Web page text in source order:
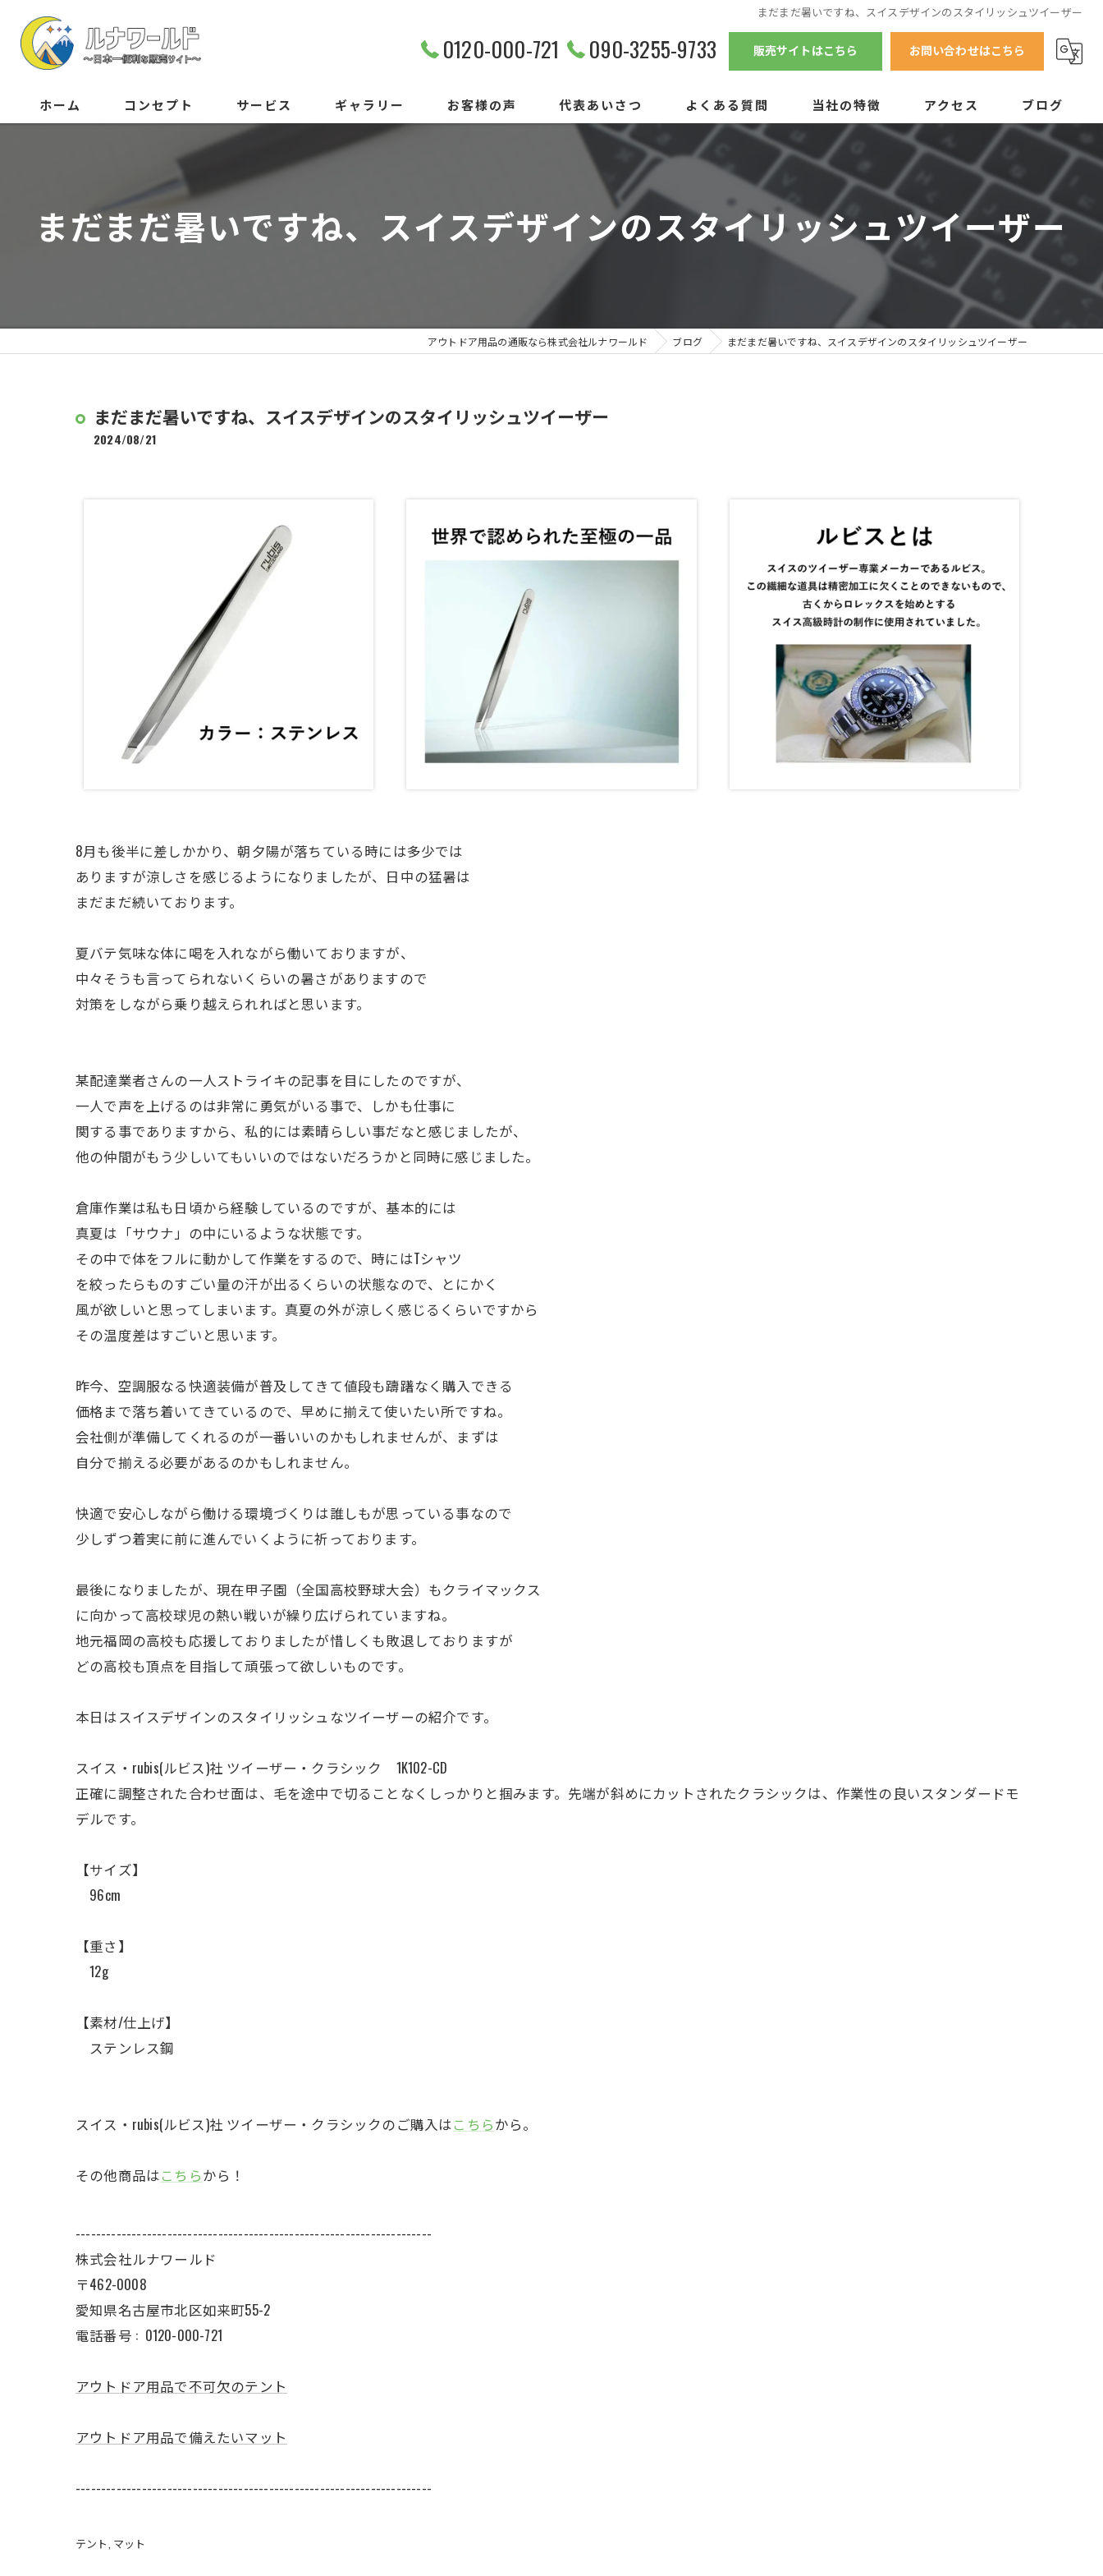
まだまだ暑いですね、スイスデザインのスタイリッシュツイーザー
0120-000-721 090-3255-9733 販売サイトはこちら お問い合わせはこちら
ホーム コンセプト サービス ギャラリー お客様の声 代表あいさつ よくある質問 当社の特徴
テント
マット
チェア
テーブル
調理器具
アクセス ブログ
まだまだ暑いですね、スイスデザインのスタイリッシュツイーザー
アウトドア用品の通販なら株式会社ルナワールド ブログ まだまだ暑いですね、スイスデザインのスタイリッシュツイーザー
まだまだ暑いですね、スイスデザインのスタイリッシュツイーザー
2024/08/21
8月も後半に差しかかり、朝夕陽が落ちている時には多少では
ありますが涼しさを感じるようになりましたが、日中の猛暑は
まだまだ続いております。
夏バテ気味な体に喝を入れながら働いておりますが、
中々そうも言ってられないくらいの暑さがありますので
対策をしながら乗り越えられればと思います。
某配達業者さんの一人ストライキの記事を目にしたのですが、
一人で声を上げるのは非常に勇気がいる事で、しかも仕事に
関する事でありますから、私的には素晴らしい事だなと感じましたが、
他の仲間がもう少しいてもいいのではないだろうかと同時に感じました。
倉庫作業は私も日頃から経験しているのですが、基本的には
真夏は「サウナ」の中にいるような状態です。
その中で体をフルに動かして作業をするので、時にはTシャツ
を絞ったらものすごい量の汗が出るくらいの状態なので、とにかく
風が欲しいと思ってしまいます。真夏の外が涼しく感じるくらいですから
その温度差はすごいと思います。
昨今、空調服なる快適装備が普及してきて値段も躊躇なく購入できる
価格まで落ち着いてきているので、早めに揃えて使いたい所ですね。
会社側が準備してくれるのが一番いいのかもしれませんが、まずは
自分で揃える必要があるのかもしれません。
快適で安心しながら働ける環境づくりは誰しもが思っている事なので
少しずつ着実に前に進んでいくように祈っております。
最後になりましたが、現在甲子園（全国高校野球大会）もクライマックス
に向かって高校球児の熱い戦いが繰り広げられていますね。
地元福岡の高校も応援しておりましたが惜しくも敗退しておりますが
どの高校も頂点を目指して頑張って欲しいものです。
本日はスイスデザインのスタイリッシュなツイーザーの紹介です。
スイス・rubis(ルビス)社 ツイーザー・クラシック 1K102-CD
正確に調整された合わせ面は、毛を途中で切ることなくしっかりと掴みます。先端が斜めにカットされたクラシックは、作業性の良いスタンダードモ
デルです。
【サイズ】
96cm
【重さ】
12g
【素材/仕上げ】
ステンレス鋼
スイス・rubis(ルビス)社 ツイーザー・クラシックのご購入はこちらから。
その他商品はこちらから！
----------------------------------------------------------------------
株式会社ルナワールド
〒462-0008
愛知県名古屋市北区如来町55-2
電話番号 : 0120-000-721
アウトドア用品で不可欠のテント
アウトドア用品で備えたいマット
----------------------------------------------------------------------
テント マット